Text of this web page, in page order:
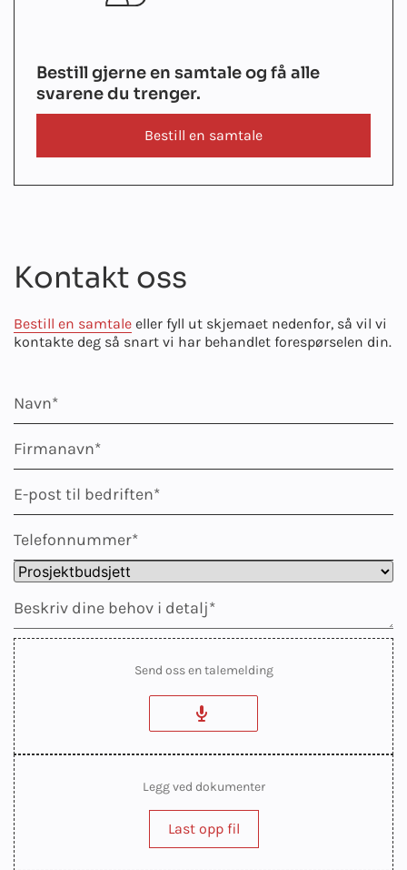
Bestill gjerne en samtale og få alle
svarene du trenger.
Bestill en samtale
Kontakt oss
Bestill en samtale eller fyll ut skjemaet nedenfor, så vil vi
kontakte deg så snart vi har behandlet forespørselen din.
Send oss en talemelding
Legg ved dokumenter
Last opp fil